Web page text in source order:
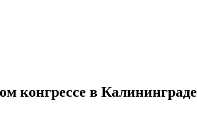
конгрессе в Калининграде